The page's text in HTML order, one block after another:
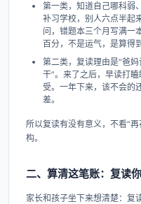
第一类，知道自己哪科弱
补习学校，别人六点半起
问，错题本三个月写满一
百分，不是运气，是算得
第二类，复读理由是“爸
干”。来了之后，早读打
受。一年下来，该不会的
差。
所以复读有没有意义，不看“
构。
二、算清这笔账：复读
家长和孩子坐下来想清楚：复